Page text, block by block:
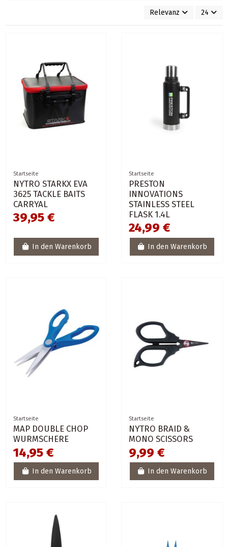
Relevanz 24
Startseite
NYTRO STARKX EVA
3625 TACKLE BAITS
CARRYAL
39,95 €
In den Warenkorb
Startseite
PRESTON
INNOVATIONS
STAINLESS STEEL
FLASK 1.4L
24,99 €
In den Warenkorb
Startseite
MAP DOUBLE CHOP
WURMSCHERE
14,95 €
In den Warenkorb
Startseite
NYTRO BRAID &
MONO SCISSORS
9,99 €
In den Warenkorb